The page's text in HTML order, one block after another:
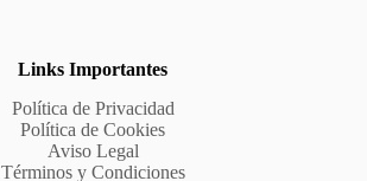
Links Importantes
Política de Privacidad
Política de Cookies
Aviso Legal
Términos y Condiciones